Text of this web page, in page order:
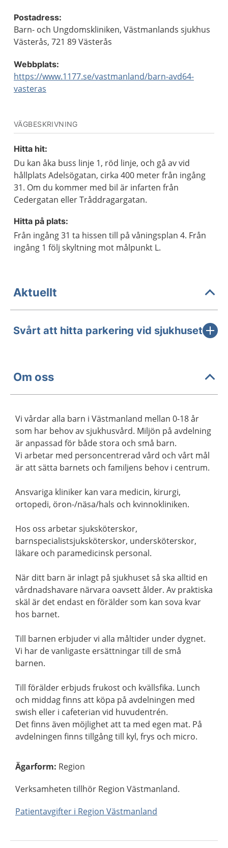
Postadress:
Barn- och Ungdomskliniken, Västmanlands sjukhus
Västerås, 721 89 Västerås
Webbplats:
https://www.1177.se/vastmanland/barn-avd64-
vasteras
VÄGBESKRIVNING
Hitta hit:
Du kan åka buss linje 1, röd linje, och gå av vid
hållplats Adelsögatan, cirka 400 meter från ingång
31. Om du kommer med bil är infarten från
Cedergatan eller Tråddragargatan.
Hitta på plats:
Från ingång 31 ta hissen till på våningsplan 4. Från
ingång 1 följ skyltning mot målpunkt L.
Aktuellt
Svårt att hitta parkering vid sjukhuset
Om oss
Vi vårdar alla barn i Västmanland mellan 0-18 år
som har behov av sjukhusvård. Miljön på avdelning
är anpassad för både stora och små barn.
Vi arbetar med personcentrerad vård och vårt mål
är att sätta barnets och familjens behov i centrum.
Ansvariga kliniker kan vara medicin, kirurgi,
ortopedi, öron-/näsa/hals och kvinnokliniken.
Hos oss arbetar sjuksköterskor,
barnspecialistsjuksköterskor, undersköterskor,
läkare och paramedicinsk personal.
När ditt barn är inlagt på sjukhuset så ska alltid en
vårdnadshavare närvara oavsett ålder. Av praktiska
skäl är det endast en förälder som kan sova kvar
hos barnet.
Till barnen erbjuder vi alla måltider under dygnet.
Vi har de vanligaste ersättningar till de små
barnen.
Till förälder erbjuds frukost och kvällsfika. Lunch
och middag finns att köpa på avdelningen med
swish eller i cafeterian vid huvudentrén.
Det finns även möjlighet att ta med egen mat. På
avdelningen finns tillgång till kyl, frys och micro.
Ägarform: Region
Verksamheten tillhör Region Västmanland.
Patientavgifter i Region Västmanland